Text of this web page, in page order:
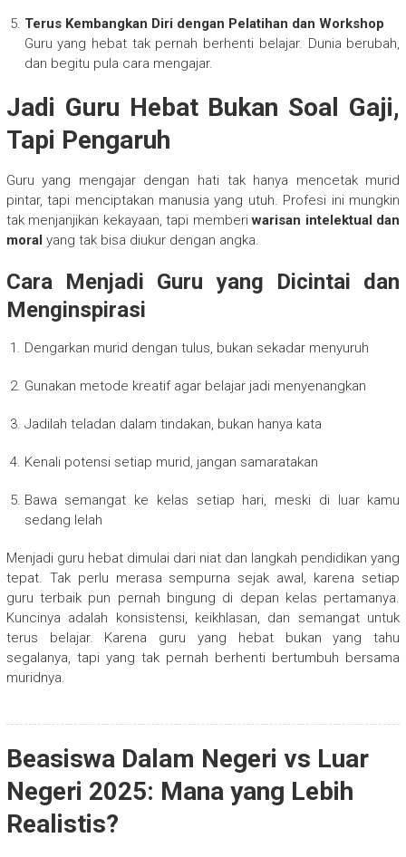
Terus Kembangkan Diri dengan Pelatihan dan Workshop
Guru yang hebat tak pernah berhenti belajar. Dunia berubah,
dan begitu pula cara mengajar.
Jadi Guru Hebat Bukan Soal Gaji,
Tapi Pengaruh
Guru yang mengajar dengan hati tak hanya mencetak murid
pintar, tapi menciptakan manusia yang utuh. Profesi ini mungkin
tak menjanjikan kekayaan, tapi memberiwarisan intelektual dan
moral yang tak bisa diukur dengan angka.
Cara Menjadi Guru yang Dicintai dan
Menginspirasi
Dengarkan murid dengan tulus, bukan sekadar menyuruh
Gunakan metode kreatif agar belajar jadi menyenangkan
Jadilah teladan dalam tindakan, bukan hanya kata
Kenali potensi setiap murid, jangan samaratakan
Bawa semangat ke kelas setiap hari, meski di luar kamu
sedang lelah
Menjadi guru hebat dimulai dari niat dan langkah pendidikan yang
tepat. Tak perlu merasa sempurna sejak awal, karena setiap
guru terbaik pun pernah bingung di depan kelas pertamanya.
Kuncinya adalah konsistensi, keikhlasan, dan semangat untuk
terus belajar. Karena guru yang hebat bukan yang tahu
segalanya, tapi yang tak pernah berhenti bertumbuh bersama
muridnya.
Beasiswa Dalam Negeri vs Luar
Negeri 2025: Mana yang Lebih
Realistis?